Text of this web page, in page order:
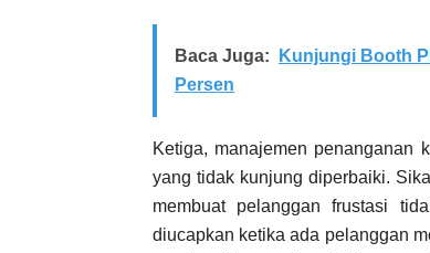
Baca Juga:
Kunjungi Booth
Persen
Ketiga, manajemen penanganan
yang tidak kunjung diperbaiki.
membuat pelanggan frustasi
diucapkan ketika ada pelanggan